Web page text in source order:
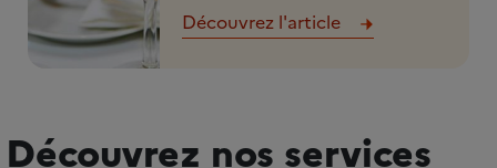
Découvrez l'article
Découvrez nos services